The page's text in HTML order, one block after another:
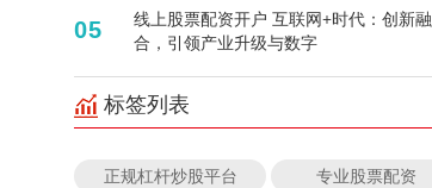
05
线上股票配资开户 互联网+时代：创新融
合，引领产业升级与数字
标签列表
正规杠杆炒股平台 专业股票配资